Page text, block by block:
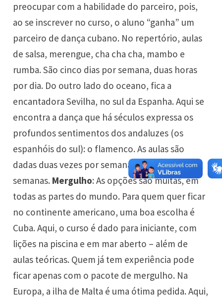
preocupar com a habilidade do parceiro, pois,
ao se inscrever no curso, o aluno “ganha” um
parceiro de dança cubano. No repertório, aulas
de salsa, merengue, cha cha cha, mambo e
rumba. São cinco dias por semana, duas horas
por dia. Do outro lado do oceano, fica a
encantadora Sevilha, no sul da Espanha. Aqui se
encontra a dança que há séculos expressa os
profundos sentimentos dos andaluzes (os
espanhóis do sul): o flamenco. As aulas são
dadas duas vezes por semana, durante quatro
semanas. Mergulho: As opções são muitas, em
todas as partes do mundo. Para quem quer ficar
no continente americano, uma boa escolha é
Cuba. Aqui, o curso é dado para iniciante, com
lições na piscina e em mar aberto – além de
aulas teóricas. Quem já tem experiência pode
ficar apenas com o pacote de mergulho. Na
Europa, a ilha de Malta é uma ótima pedida. Aqui,